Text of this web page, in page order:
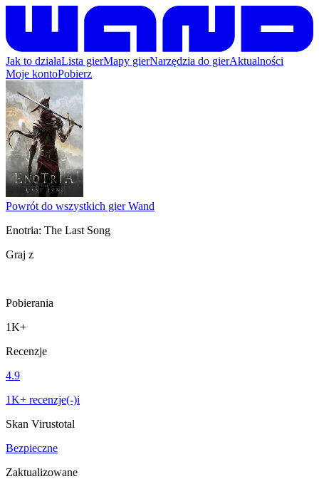
Jak to działaLista gierMapy gierNarzędzia do gierAktualności
Moje kontoPobierz
Powrót do wszystkich gier Wand
Enotria: The Last Song
Graj z
Pobierania
1K+
Recenzje
4.9
1K+ recenzje(-)i
Skan Virustotal
Bezpieczne
Zaktualizowane